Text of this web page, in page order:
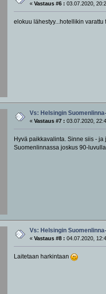
«Vastaus #6 : 03.07.2020,
elokuu lähestyy...hotellikin varattu
Vs: Helsingin
«Vastaus #7 : 03.07.2020,
Hyvä paikkavalinta. Sinne siis -
Suomenlinnassa joskus 90-
Vs: Helsingin
«Vastaus #8 : 04.07.2020,
Laitetaan harkintaan